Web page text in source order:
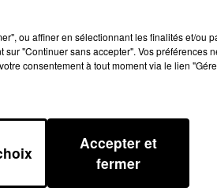
ou affiner en sélectionnant les finalités et/ou
"Continuer sans accepter". Vos préférences
consentement à tout moment via le lien
Accepter et
fermer